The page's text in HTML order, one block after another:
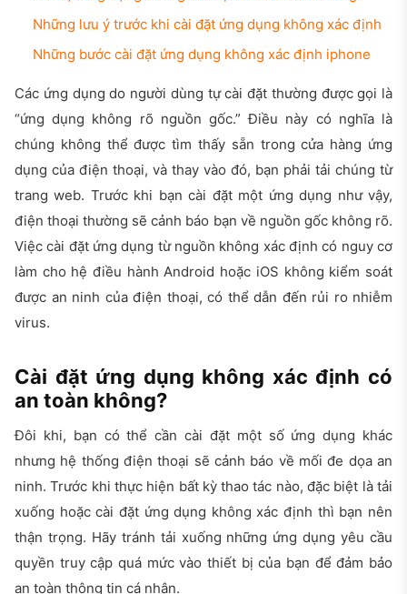
Những lưu ý trước khi cài đặt ứng dụng không xác định
Những bước cài đặt ứng dụng không xác định iphone
Các ứng dụng do người dùng tự cài đặt thường được gọi là
“ứng dụng không rõ nguồn gốc.” Điều này có nghĩa là
chúng không thể được tìm thấy sẵn trong cửa hàng ứng
dụng của điện thoại, và thay vào đó, bạn phải tải chúng từ
trang web. Trước khi bạn cài đặt một ứng dụng như vậy,
điện thoại thường sẽ cảnh báo bạn về nguồn gốc không rõ.
Việc cài đặt ứng dụng từ nguồn không xác định có nguy cơ
làm cho hệ điều hành Android hoặc iOS không kiểm soát
được an ninh của điện thoại, có thể dẫn đến rủi ro nhiễm
virus.
Cài đặt ứng dụng không xác định có
an toàn không?
Đôi khi, bạn có thể cần cài đặt một số ứng dụng khác
nhưng hệ thống điện thoại sẽ cảnh báo về mối đe dọa an
ninh. Trước khi thực hiện bất kỳ thao tác nào, đặc biệt là tải
xuống hoặc cài đặt ứng dụng không xác định thì bạn nên
thận trọng. Hãy tránh tải xuống những ứng dụng yêu cầu
quyền truy cập quá mức vào thiết bị của bạn để đảm bảo
an toàn thông tin cá nhân.